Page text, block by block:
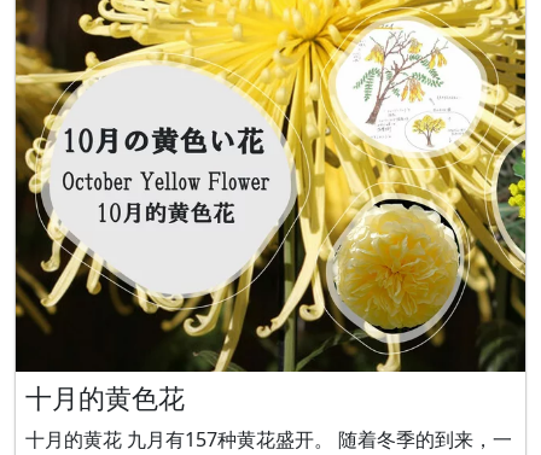
十月的黄色花
十月的黄花 九月有157种黄花盛开。 随着冬季的到来，一